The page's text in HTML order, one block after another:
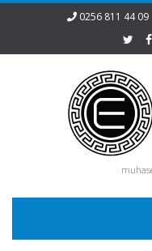
0256 811 44 09